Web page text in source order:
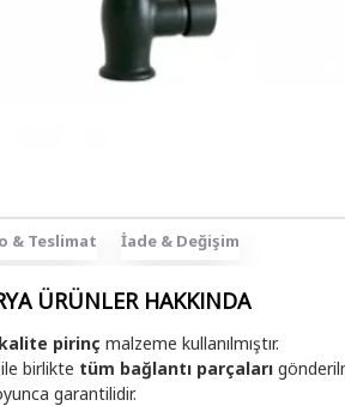
& Teslimat İade & Değişim
ÜRÜNLER HAKKINDA
pirinç malzeme kullanılmıştır.
birlikte tüm bağlantı parçaları
garantilidir.